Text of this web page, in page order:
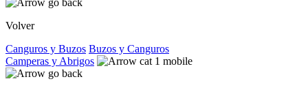
Volver
Canguros y Buzos Buzos y Canguros
Camperas y Abrigos